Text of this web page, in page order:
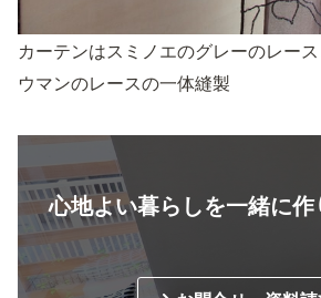
カーテンはスミノエのグレーのレー
ウマンのレースの一体縫製
心地よい暮らしを一緒に